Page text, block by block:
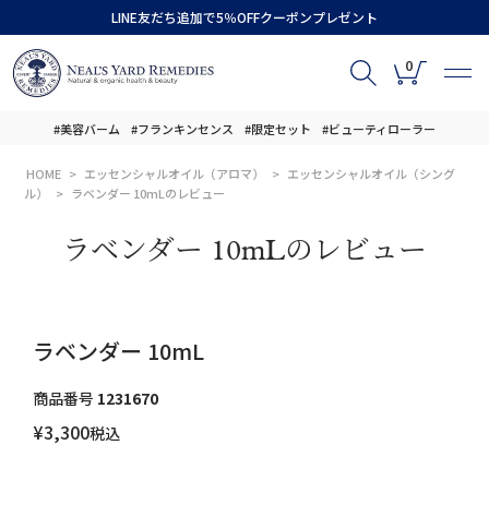
LINE友だち追加で5％OFFクーポンプレゼント
0
#美容バーム #フランキンセンス #限定セット #ビューティローラー
HOME エッセンシャルオイル（アロマ）
エッセンシャルオイル（シング
ル）
ラベンダー 10mLのレビュー
ラベンダー 10mLのレビュー
ラベンダー 10mL
商品番号 1231670
¥3,300税込